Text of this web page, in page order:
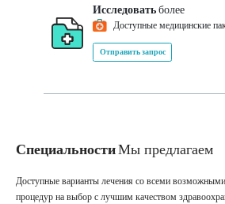
Исследоватьболее
Доступные медицинские
Отправить запрос
СпециальностиМы предлагаем
Доступные варианты лечения со всеми
процедур на выбор с лучшим качеством